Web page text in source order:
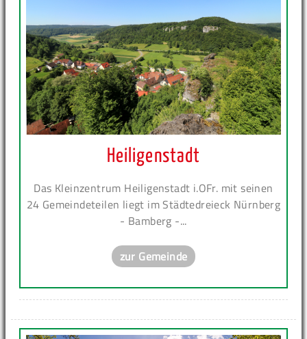
Heiligenstadt
Das Kleinzentrum Heiligenstadt i.OFr. mit seinen
24 Gemeindeteilen liegt im Städtedreieck Nürnberg
- Bamberg -...
zur Gemeinde